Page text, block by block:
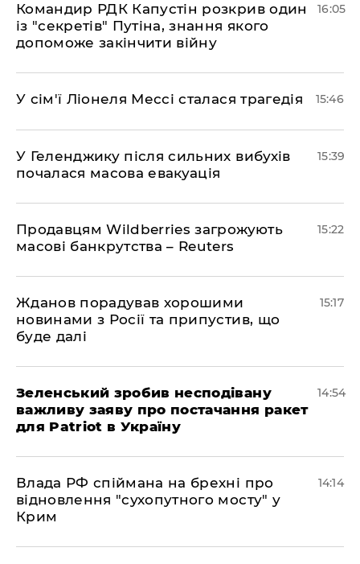
Командир РДК Капустін розкрив один
із "секретів" Путіна, знання якого
допоможе закінчити війну
16:05
У сім'ї Ліонеля Мессі сталася трагедія 15:46
У Геленджику після сильних вибухів
почалася масова евакуація
15:39
Продавцям Wildberries загрожують
масові банкрутства – Reuters
15:22
Жданов порадував хорошими
новинами з Росії та припустив, що
буде далі
15:17
Зеленський зробив несподівану
важливу заяву про постачання ракет
для Patriot в Україну
14:54
Влада РФ спіймана на брехні про
відновлення "сухопутного мосту" у
Крим
14:14